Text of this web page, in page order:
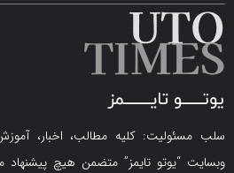
کلیه مطالب، اخبار، آموزش‌ها،
تایمز” متضمن هیچ پیشنهاد